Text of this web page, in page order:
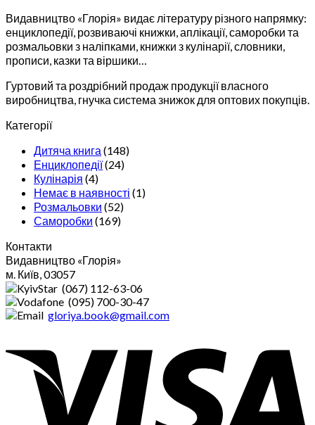
Видавництво «Глорія» видає літературу різного напрямку:
енциклопедії, розвиваючі книжки, аплікації, саморобки та
розмальовки з наліпками, книжки з кулінарії, словники,
прописи, казки та віршики…
Гуртовий та роздрібний продаж продукції власного
виробництва, гнучка система знижок для оптових покупців.
Категорії
Дитяча книга (148)
Енциклопедії(24)
Кулінарія (4)
Немає в наявності (1)
Розмальовки (52)
Саморобки (169)
Контакти
Видавництво «Глорiя»
м. Київ, 03057
(067) 112-63-06
(095) 700-30-47
gloriya.book@gmail.com